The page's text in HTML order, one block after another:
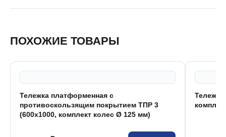
ПОХОЖИЕ ТОВАРЫ
Тележка платформенная с
противоскользящим покрытием ТПР 3
(600x1000, комплект колес Ø 125 мм)